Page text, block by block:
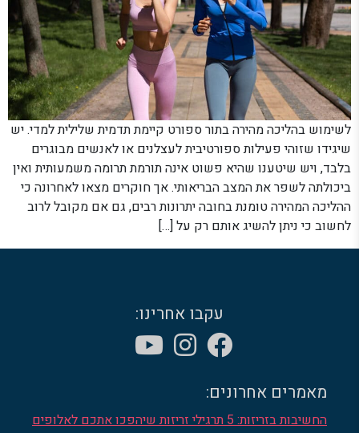
לשימוש בהליכה מהירה בתור ספורט קיימת תדמית שלילית למדי. יש
שיגידו שזוהי פעילות ספורטיבית לעצלנים או לאנשים מבוגרים
בלבד, ויש שיטענו שהיא פשוט אינה תורמת תרומה משמעותית ואין
ביכולתה לשפר את המצב הבריאותי. אך חוקרים מצאו לאחרונה כי
ההליכה המהירה טומנת בחובה יתרונות רבים, גם אם מקובל לרוב
לחשוב כי ניתן להשיג אותם רק על […]
עקבו אחרינו:
מאמרים אחרונים:
החשיבות בזריזות: 5 תרגילי זריזות שיהפכו אתכם לאלופים